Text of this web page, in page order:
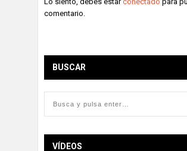
comentario.
BUSCAR
VÍDEOS